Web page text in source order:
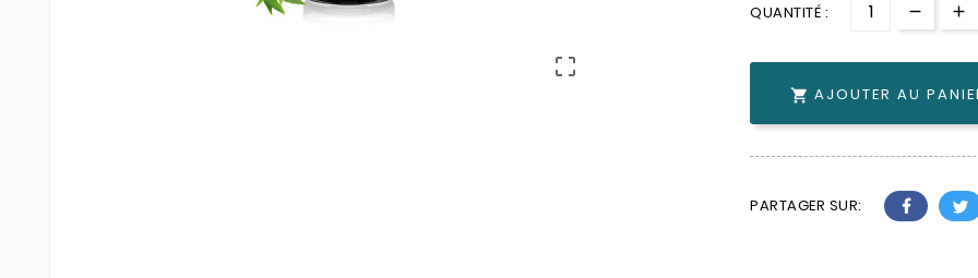

QUANTITÉ :
 AJOUTER AU
PARTAGER SUR: